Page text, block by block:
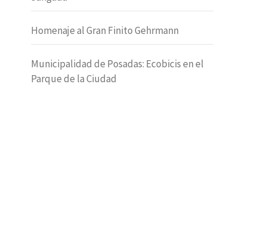
Homenaje al Gran Finito Gehrmann
Municipalidad de Posadas: Ecobicis en el
Parque de la Ciudad